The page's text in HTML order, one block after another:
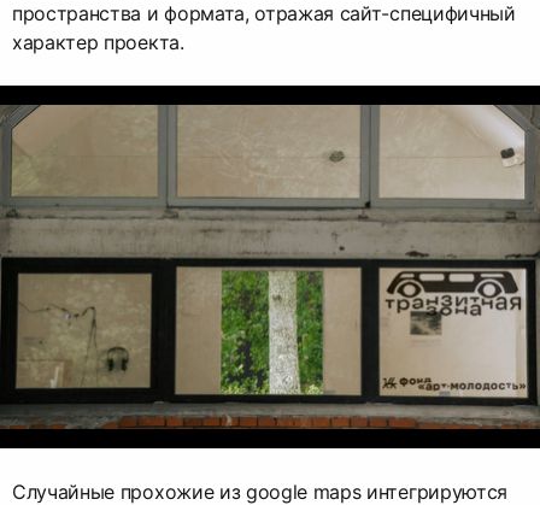
пространства и формата, отражая сайт-специфичный
характер проекта.
Случайные прохожие из google maps интегрируются